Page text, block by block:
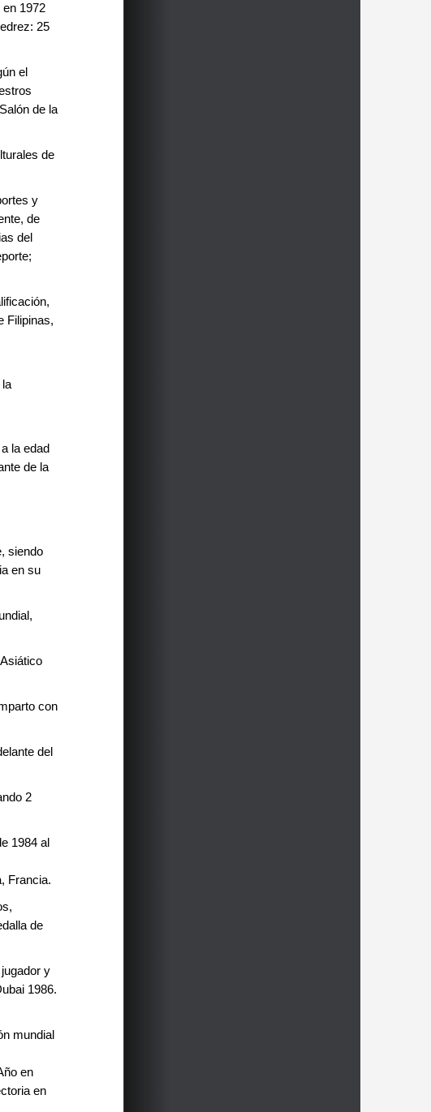
1972
25
el
de la
de
y
de
del
Filipinas,
la edad
de la
siendo
en su
con
del
2
1984 al
Francia.
de
y
1986.
mundial
en
en